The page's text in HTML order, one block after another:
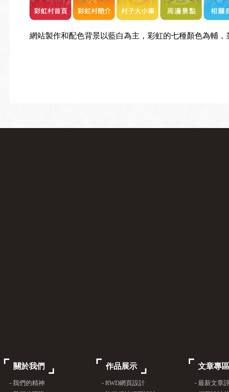
網站製作和配色背景以藍白為主，彩虹的七種顏色為輔
關於我們
- 我們的精神
作品展示
- RWD網頁設計
文章專區
- 最新文章